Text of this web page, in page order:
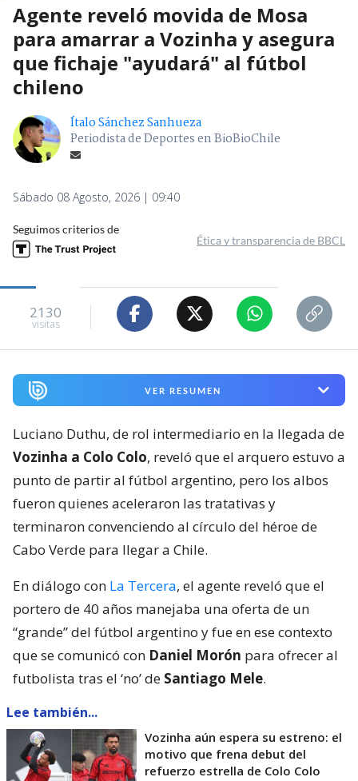
Agente reveló movida de Mosa
para amarrar a Vozinha y asegura
que fichaje "ayudará" al fútbol
chileno
Ítalo Sánchez Sanhueza
Periodista de Deportes en BioBioChile
Sábado 08 Agosto, 2026 | 09:40
Seguimos criterios de
Ética y transparencia de BBCL
2130
visitas
VER RESUMEN
Luciano Duthu, de rol intermediario en la llegada de
Vozinha a Colo Colo, reveló que el arquero estuvo a
punto de partir al fútbol argentino, pero los albos
fueron quienes aceleraron las tratativas y
terminaron convenciendo al círculo del héroe de
Cabo Verde para llegar a Chile.
En diálogo con La Tercera, el agente reveló que el
portero de 40 años manejaba una oferta de un
“grande” del fútbol argentino y fue en ese contexto
que se comunicó con Daniel Morón para ofrecer al
futbolista tras el ‘no’ de Santiago Mele.
Lee también...
Vozinha aún espera su estreno: el
motivo que frena debut del
refuerzo estrella de Colo Colo